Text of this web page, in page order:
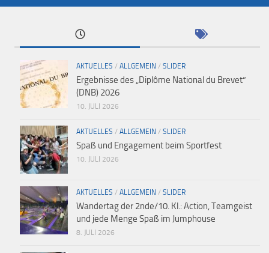
AKTUELLES / ALLGEMEIN / SLIDER
Ergebnisse des „Diplôme National du Brevet“
(DNB) 2026
10. JULI 2026
AKTUELLES / ALLGEMEIN / SLIDER
Spaß und Engagement beim Sportfest
10. JULI 2026
AKTUELLES / ALLGEMEIN / SLIDER
Wandertag der 2nde/10. Kl.: Action, Teamgeist
und jede Menge Spaß im Jumphouse
8. JULI 2026